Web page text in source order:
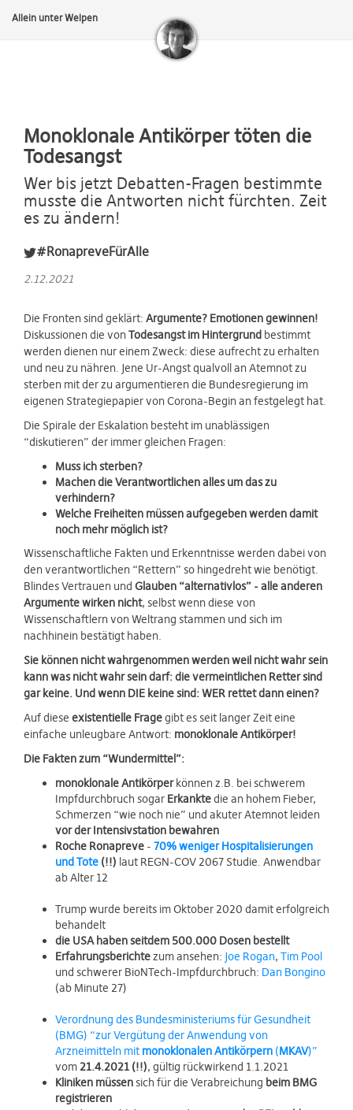
Allein unter Welpen
Monoklonale Antikörper töten die
Todesangst
Wer bis jetzt Debatten-Fragen bestimmte
musste die Antworten nicht fürchten. Zeit
es zu ändern!
#RonapreveFürAlle
2.12.2021
Die Fronten sind geklärt: Argumente? Emotionen gewinnen!
Diskussionen die von Todesangst im Hintergrund bestimmt
werden dienen nur einem Zweck: diese aufrecht zu erhalten
und neu zu nähren. Jene Ur-Angst qualvoll an Atemnot zu
sterben mit der zu argumentieren die Bundesregierung im
eigenen Strategiepapier von Corona-Begin an festgelegt hat.
Die Spirale der Eskalation besteht im unablässigen
“diskutieren” der immer gleichen Fragen:
Muss ich sterben?
Machen die Verantwortlichen alles um das zu
verhindern?
Welche Freiheiten müssen aufgegeben werden damit
noch mehr möglich ist?
Wissenschaftliche Fakten und Erkenntnisse werden dabei von
den verantwortlichen “Rettern” so hingedreht wie benötigt.
Blindes Vertrauen und Glauben “alternativlos” - alle anderen
Argumente wirken nicht, selbst wenn diese von
Wissenschaftlern von Weltrang stammen und sich im
nachhinein bestätigt haben.
Sie können nicht wahrgenommen werden weil nicht wahr sein
kann was nicht wahr sein darf: die vermeintlichen Retter sind
gar keine. Und wenn DIE keine sind: WER rettet dann einen?
Auf diese existentielle Fragegibt es seit langer Zeit eine
einfache unleugbare Antwort: monoklonale Antikörper!
Die Fakten zum “Wundermittel”:
monoklonale Antikörperkönnen z.B. bei schwerem
Impfdurchbruch sogar Erkanktedie an hohem Fieber,
Schmerzen “wie noch nie” und akuter Atemnot leiden
vor der Intensivstation bewahren
Roche Ronapreve - 70% weniger Hospitalisierungen
und Tote (!!) laut REGN-COV 2067 Studie. Anwendbar
ab Alter 12
Trump wurde bereits im Oktober 2020 damit erfolgreich
behandelt
die USA haben seitdem 500.000 Dosen bestellt
Erfahrungsberichtezum ansehen: Joe Rogan, Tim Pool
und schwerer BioNTech-Impfdurchbruch: Dan Bongino
(ab Minute 27)
Verordnung des Bundesministeriums für Gesundheit
(BMG) “zur Vergütung der Anwendung von
Arzneimitteln mit monoklonalen Antikörpern (MKAV)”
vom 21.4.2021 (!!), gültig rückwirkend 1.1.2021
Kliniken müssensich für die Verabreichung beim BMG
registrieren